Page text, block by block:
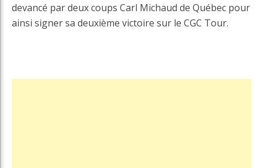
devancé par deux coups Carl Michaud de Québec pour
ainsi signer sa deuxième victoire sur le CGC Tour.